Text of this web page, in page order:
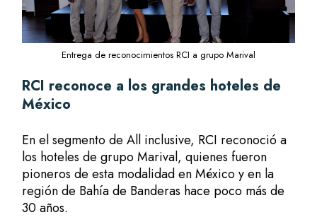
Entrega de reconocimientos RCI a grupo Marival
RCI reconoce a los grandes hoteles de
México
En el segmento de All inclusive, RCI reconoció a
los hoteles de grupo Marival, quienes fueron
pioneros de esta modalidad en México y en la
región de Bahía de Banderas hace poco más de
30 años.